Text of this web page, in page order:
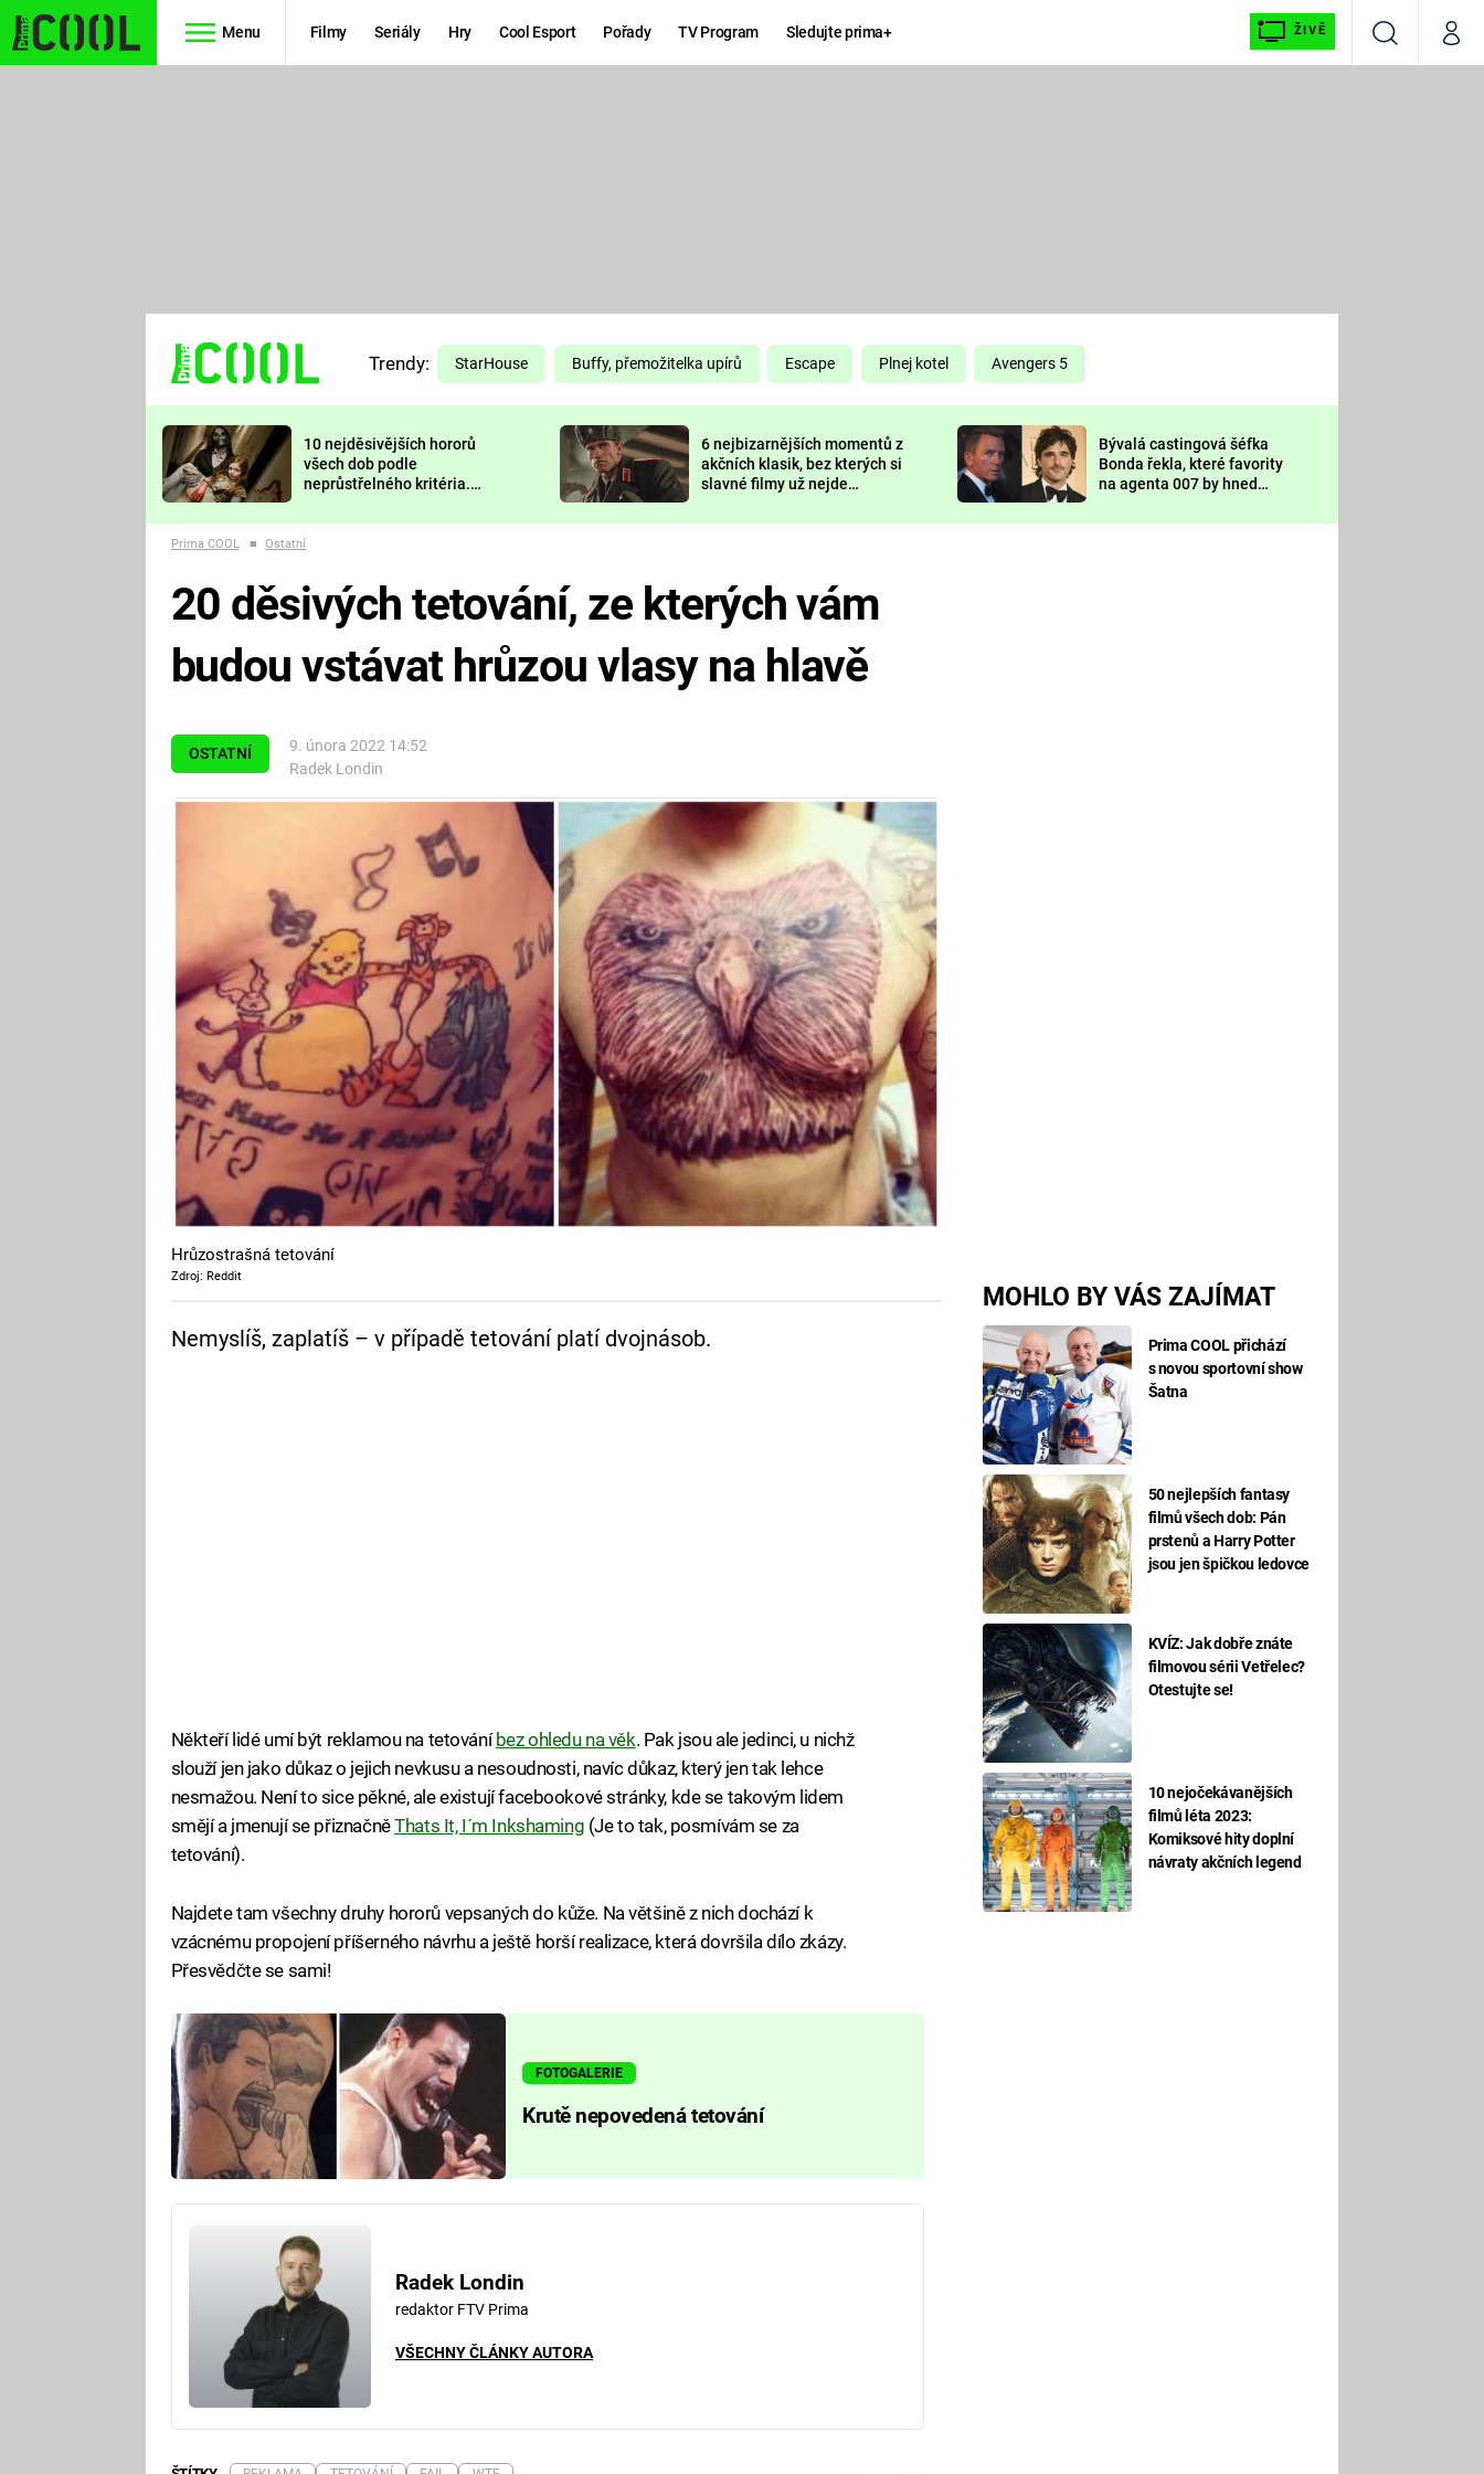
Menu Filmy Seriály Hry Cool Esport Pořady TV Program Sledujte prima+ ŽIVĚ
VyhledáváníMůj
TŘESKU
FUTURAMA
PREDÁTOR
DELIVERANCE
KOMEDIE
CHUCK
NORRIS
DEADPOOL
Prima LAJK
Sledujte nás
Trendy: StarHouse Buffy, přemožitelka upírů Escape Plnej kotel Avengers 5
10 nejděsivějších hororů
všech dob podle
neprůstřelného kritéria.
nejvíc zvednou tep?
6 nejbizarnějších momentů z
akčních klasik, bez kterých si
slavné filmy už nejde
Bývalá castingová šéfka
Bonda řekla, které favority
na agenta 007 by hned
Prima COOL ■ Ostatní
OSTATNÍ
9. února 2022 14:52
Radek Londin
MOHLO BY VÁS ZAJÍMAT
Prima COOL přichází
s novou sportovní show
Šatna
50 nejlepších fantasy
filmů všech dob: Pán
prstenů a Harry Potter
jsou jen špičkou ledovce
KVÍZ: Jak dobře znáte
filmovou sérii Vetřelec?
Otestujte se!
10 nejočekávanějších
filmů léta 2023:
Komiksové hity doplní
návraty akčních legend
20 děsivých tetování, ze kterých vám
budou vstávat hrůzou vlasy na hlavě
Hrůzostrašná tetování
Zdroj: Reddit
Nemyslíš, zaplatíš – v případě tetování platí dvojnásob.
Někteří lidé umí být reklamou na tetování bez ohledu na věk. Pak jsou ale jedinci, u nichž
slouží jen jako důkaz o jejich nevkusu a nesoudnosti, navíc důkaz, který jen tak lehce
nesmažou. Není to sice pěkné, ale existují facebookové stránky, kde se takovým lidem
smějí a jmenují se přiznačněThats It, I´m Inkshaming (Je to tak, posmívám se za
tetování).
Najdete tam všechny druhy hororů vepsaných do kůže. Na většině z nich dochází k
vzácnému propojení příšerného návrhu a ještě horší realizace, která dovršila dílo zkázy.
Přesvědčte se sami!
FOTOGALERIE
Krutě nepovedená tetování
Radek Londin
redaktor FTV Prima
VŠECHNY ČLÁNKY AUTORA